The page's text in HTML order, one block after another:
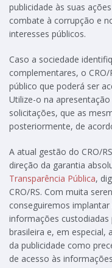
publicidade às suas
combate à corrupção e
interesses públicos.
Caso a sociedade
complementares, o
público que poderá ser
Utilize-o na
solicitações, que as
posteriormente, de
A atual gestão do CRO/
direção da garantia
Transparência Pública,
CRO/RS. Com muita
conseguiremos
informações custodiadas
brasileira e, em especial,
da publicidade como
de acesso às